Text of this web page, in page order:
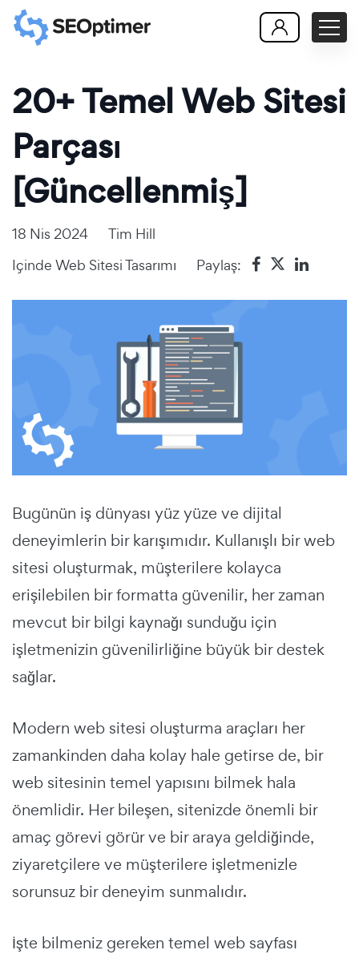
20+ Temel Web Sitesi
Parçası
[Güncellenmiş]
18 Nis 2024
Tim Hill
Içinde Web Sitesi Tasarımı Paylaş:
Bugünün iş dünyası yüz yüze ve dijital
deneyimlerin bir karışımıdır. Kullanışlı bir web
sitesi oluşturmak, müşterilere kolayca
erişilebilen bir formatta güvenilir, her zaman
mevcut bir bilgi kaynağı sunduğu için
işletmenizin güvenilirliğine büyük bir destek
sağlar.
Modern web sitesi oluşturma araçları her
zamankinden daha kolay hale getirse de, bir
web sitesinin temel yapısını bilmek hala
önemlidir. Her bileşen, sitenizde önemli bir
amaç görevi görür ve bir araya geldiğinde,
ziyaretçilere ve müşterilere işletmenizle
sorunsuz bir deneyim sunmalıdır.
İşte bilmeniz gereken temel web sayfası